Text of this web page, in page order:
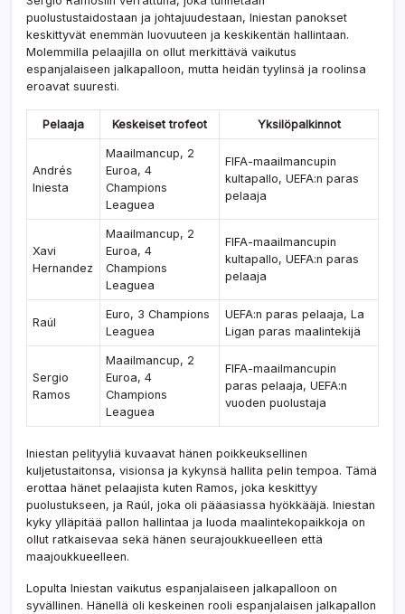
puolustustaidostaan ja johtajuudestaan, Iniestan panokset
keskittyvät enemmän luovuuteen ja keskikentän hallintaan.
Molemmilla pelaajilla on ollut merkittävä vaikutus
espanjalaiseen jalkapalloon, mutta heidän tyylinsä ja roolinsa
eroavat suuresti.
Pelaaja Keskeiset trofeot Yksilöpalkinnot
Andrés
Iniesta
Maailmancup, 2
Euroa, 4
Champions
Leaguea
FIFA-maailmancupin
kultapallo, UEFA:n paras
pelaaja
Xavi
Hernandez
Maailmancup, 2
Euroa, 4
Champions
Leaguea
FIFA-maailmancupin
kultapallo, UEFA:n paras
pelaaja
Raúl
Euro, 3 Champions
Leaguea
UEFA:n paras pelaaja, La
Ligan paras maalintekijä
Sergio
Ramos
Maailmancup, 2
Euroa, 4
Champions
Leaguea
FIFA-maailmancupin
paras pelaaja, UEFA:n
vuoden puolustaja
Iniestan pelityyliä kuvaavat hänen poikkeuksellinen
kuljetustaitonsa, visionsa ja kykynsä hallita pelin tempoa. Tämä
erottaa hänet pelaajista kuten Ramos, joka keskittyy
puolustukseen, ja Raúl, joka oli pääasiassa hyökkääjä. Iniestan
kyky ylläpitää pallon hallintaa ja luoda maalintekopaikkoja on
ollut ratkaisevaa sekä hänen seurajoukkueelleen että
maajoukkueelleen.
Lopulta Iniestan vaikutus espanjalaiseen jalkapalloon on
syvällinen. Hänellä oli keskeinen rooli espanjalaisen jalkapallon